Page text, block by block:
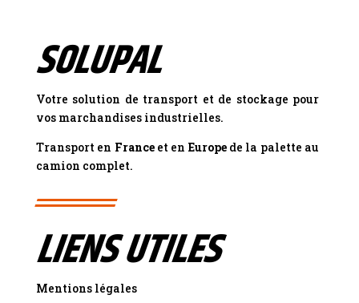
SOLUPAL
Votre solution de transport et de stockage pour
vos marchandises industrielles.
Transport en Franceet en Europede la palette au
camion complet.
LIENS UTILES
Mentions légales